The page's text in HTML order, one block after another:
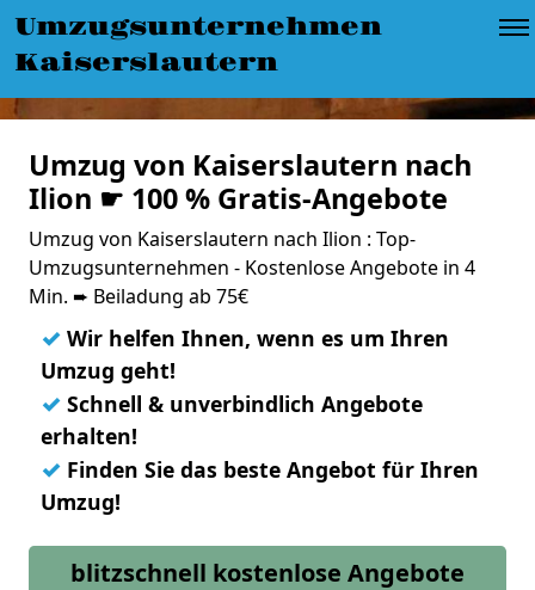
Umzugsunternehmen
Kaiserslautern
Umzug von Kaiserslautern nach
Ilion ☛ 100 % Gratis-Angebote
Umzug von Kaiserslautern nach Ilion : Top-
Umzugsunternehmen - Kostenlose Angebote in 4
Min. ➨ Beiladung ab 75€
✓ Wir helfen Ihnen, wenn es um Ihren
Umzug geht!
✓ Schnell & unverbindlich Angebote
erhalten!
✓ Finden Sie das beste Angebot für Ihren
Umzug!
blitzschnell kostenlose Angebote